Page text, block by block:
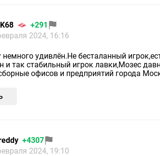
+291
2024, 16:16
удивлён.Не бесталанный
и так стабильный игрок лавки,Мозес
офисов и предприятий города
+4307
2024, 19:10